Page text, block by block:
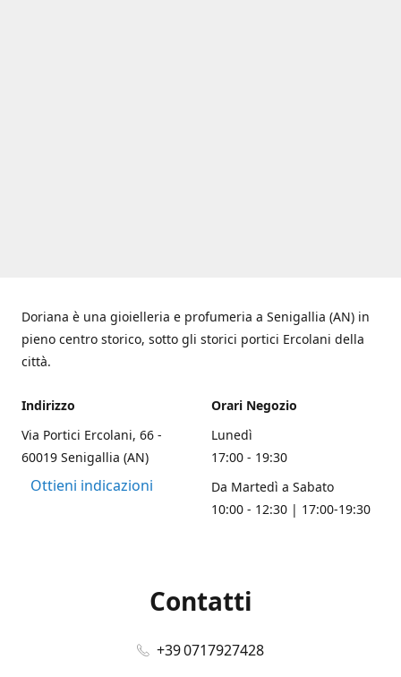
Doriana è una gioielleria e profumeria a Senigallia (AN) in
pieno centro storico, sotto gli storici portici Ercolani della
città.
Indirizzo
Via Portici Ercolani, 66 -
60019 Senigallia (AN)
Ottieni indicazioni
Orari Negozio
Lunedì
17:00 - 19:30
Da Martedì a Sabato
10:00 - 12:30 | 17:00-19:30
Contatti
+39 0717927428